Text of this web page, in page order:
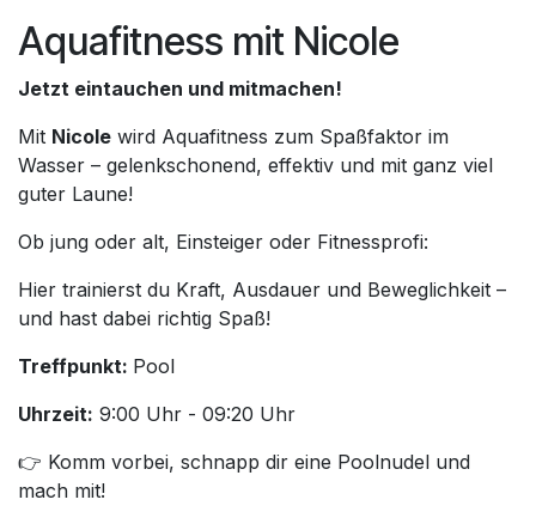
Aquafitness mit Nicole
Jetzt eintauchen und mitmachen!
Mit Nicole wird Aquafitness zum Spaßfaktor im
Wasser – gelenkschonend, effektiv und mit ganz viel
guter Laune!
Ob jung oder alt, Einsteiger oder Fitnessprofi:
Hier trainierst du Kraft, Ausdauer und Beweglichkeit –
und hast dabei richtig Spaß!
Treffpunkt: Pool
Uhrzeit: 9:00 Uhr - 09:20 Uhr
👉 Komm vorbei, schnapp dir eine Poolnudel und
mach mit!